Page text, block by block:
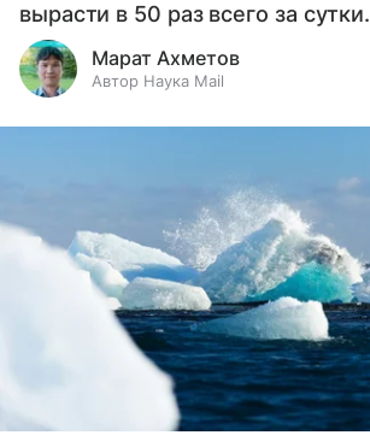
вырасти в 50 раз всего за сутки.
Марат Ахметов
Автор Наука Mail